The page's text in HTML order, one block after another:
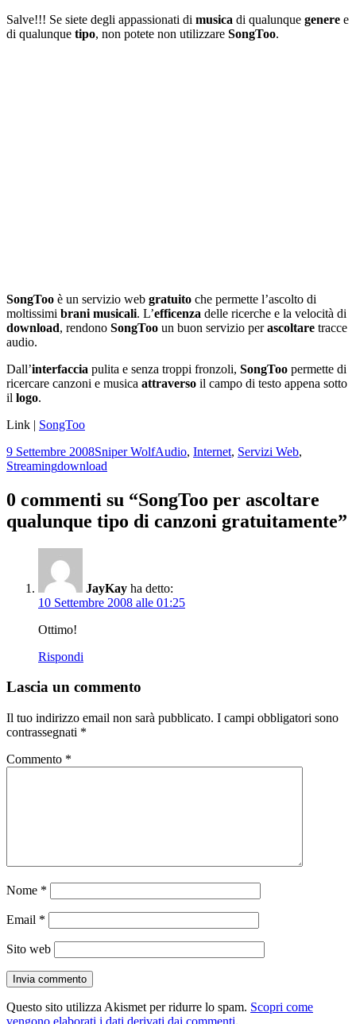
Salve!!! Se siete degli appassionati di musica di qualunque genere e
di qualunque tipo, non potete non utilizzare SongToo.
SongToo è un servizio web gratuito che permette l’ascolto di
moltissimi brani musicali. L’efficenza delle ricerche e la velocità di
download, rendono SongToo un buon servizio perascoltare tracce
audio.
Dall’interfaccia pulita e senza troppi fronzoli, SongToo permette di
ricercare canzoni e musica attraverso il campo di testo appena sotto
il logo.
Link | SongToo
Scritto
il
9 Settembre 2008Autore
Sniper WolfCategorie
Audio, Internet, Servizi Web,
StreamingTag
download
0 commenti su “SongToo per ascoltare
qualunque tipo di canzoni gratuitamente”
JayKay ha detto:
10 Settembre 2008 alle 01:25
Ottimo!
Rispondi
Lascia un commento
Il tuo indirizzo email non sarà pubblicato. I campi obbligatori sono
contrassegnati *
Commento *
Nome *
Email *
Sito web
Questo sito utilizza Akismet per ridurre lo spam. Scopri come
vengono elaborati i dati derivati dai commenti.